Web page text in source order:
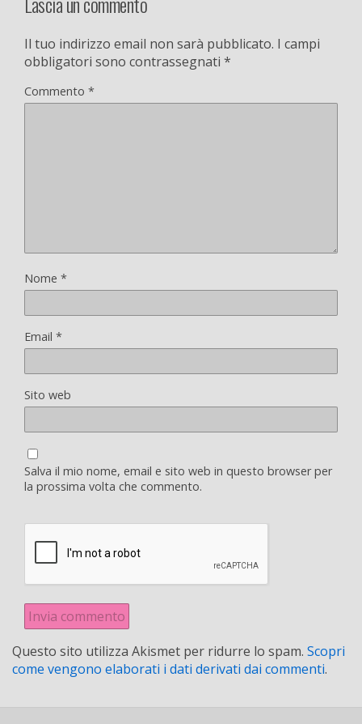
Il tuo indirizzo email non sarà pubblicato. I campi
obbligatori sono contrassegnati *
Commento *
Nome *
Email *
Sito web
Salva il mio nome, email e sito web in questo browser per
la prossima volta che commento.
Questo sito utilizza Akismet per ridurre lo spam. Scopri
come vengono elaborati i dati derivati dai commenti.